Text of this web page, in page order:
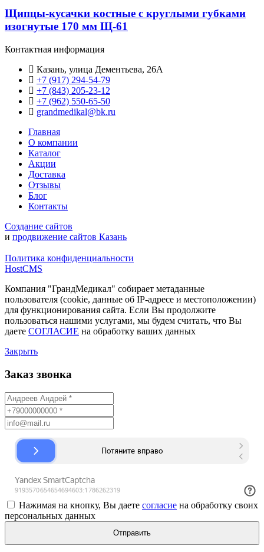
Щипцы-кусачки костные с круглыми губками
изогнутые 170 мм Щ-61
Контактная информация
Казань, улица Дементьева, 26А
+7 (917) 294-54-79
+7 (843) 205-23-12
+7 (962) 550‑65‑50‬
grandmedikal@bk.ru
Главная
О компании
Каталог
Акции
Доставка
Отзывы
Блог
Контакты
Создание сайтов
и продвижение сайтов Казань
Политика конфиденциальности
HostCMS
Компания "ГрандМедикал" собирает метаданные
пользователя (cookie, данные об IP-адресе и местоположении)
для функционирования сайта. Если Вы продолжите
пользоваться нашими услугами, мы будем считать, что Вы
даете СОГЛАСИЕ на обработку ваших данных
Закрыть
Заказ звонка
Нажимая на кнопку, Вы даете согласие на обработку своих
персональных данных
Отправить